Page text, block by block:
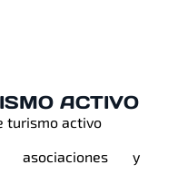
ACTIVO
turismo activo
asociaciones y